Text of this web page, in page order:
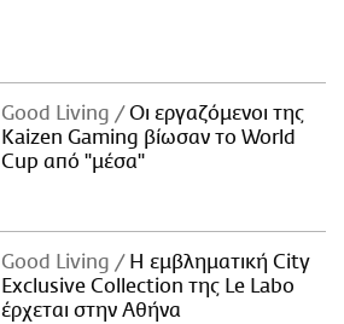
Good Living
Οι εργαζόμενοι της
Kaizen Gaming βίωσαν το World
Cup από "μέσα"
Good Living
Η εμβληματική City
Exclusive Collection της Le Labo
έρχεται στην Αθήνα